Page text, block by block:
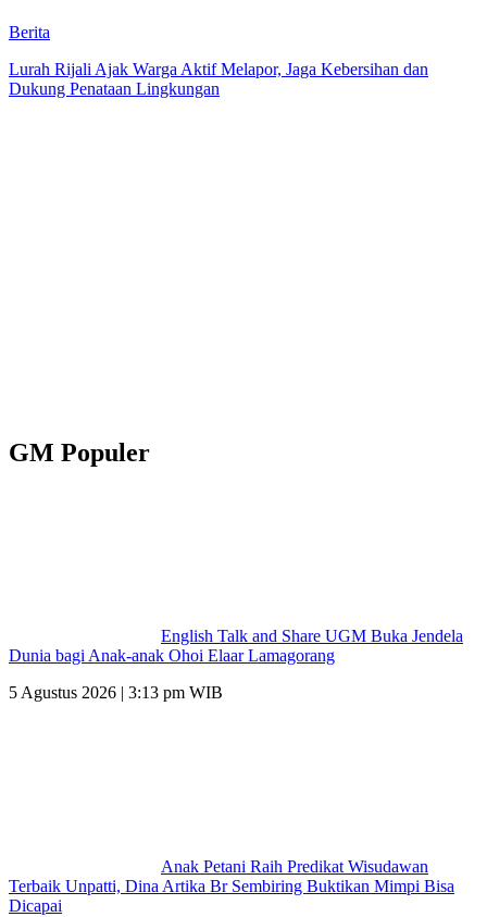
Berita
Lurah Rijali Ajak Warga Aktif Melapor, Jaga Kebersihan dan
Dukung Penataan Lingkungan
GM Populer
English Talk and Share UGM Buka Jendela
Dunia bagi Anak-anak Ohoi Elaar Lamagorang
5 Agustus 2026 | 3:13 pm WIB
Anak Petani Raih Predikat Wisudawan
Terbaik Unpatti, Dina Artika Br Sembiring Buktikan Mimpi Bisa
Dicapai